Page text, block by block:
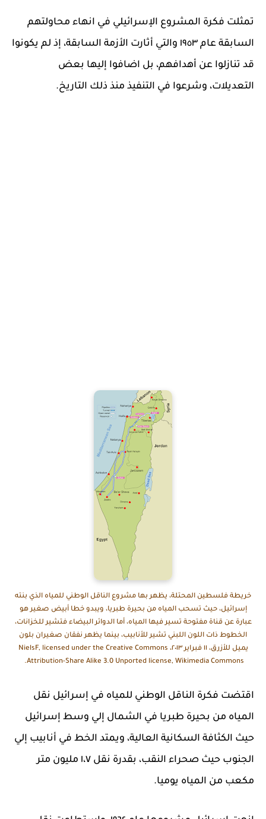
تمثلت فكرة المشروع الإسرائيلي في انهاء محاولتهم
السابقة عام ١٩٥٣ والتي أثارت الأزمة السابقة، إذ لم يكونوا
قد تنازلوا عن أهدافهم، بل اضافوا إليها بعض
التعديلات، وشرعوا في التنفيذ منذ ذلك التاريخ.
خريطة فلسطين المحتلة، يظهر بها مشروع الناقل الوطني للمياه الذي بنته
إسرائيل، حيث تسحب المياه من بحيرة طبريا، ويبدو خطا أبيض صغير هو
عبارة عن قناة مفتوحة تسير فيها المياه، أما الدوائر البيضاء فتشير للخزانات،
الخطوط ذات اللون اللبني تشير للأنابيب، بينما يظهر نفقان صغيران بلون
يميل للأزرق، ١١ فبراير ٢٠١٣، NielsF, licensed under the Creative Commons
Attribution-Share Alike 3.0 Unported license, Wikimedia Commons.
اقتضت فكرة الناقل الوطني للمياه في إسرائيل نقل
المياه من بحيرة طبريا في الشمال إلي وسط إسرائيل
حيث الكثافة السكانية العالية، ويمتد الخط في أنابيب إلي
الجنوب حيث صحراء النقب، بقدرة نقل ١،٧ مليون متر
مكعب من المياه يوميا.